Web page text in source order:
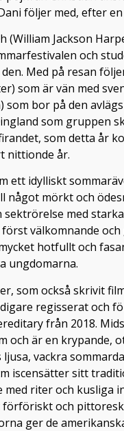
följer med, efter
(William Jackson
och
Med på resan
som är vän med
som bor på den
som gruppen
som detta år
nittionde år.
ett idylliskt
något mörkt och
sektrörelse med
välkomnande
hotfullt och
ungdomarna.
som också skrivit
regisserat och
från 2018.
och är en krypande,
vackra
iscensätter sitt
med riter och kusliga
förföriskt och
ger de